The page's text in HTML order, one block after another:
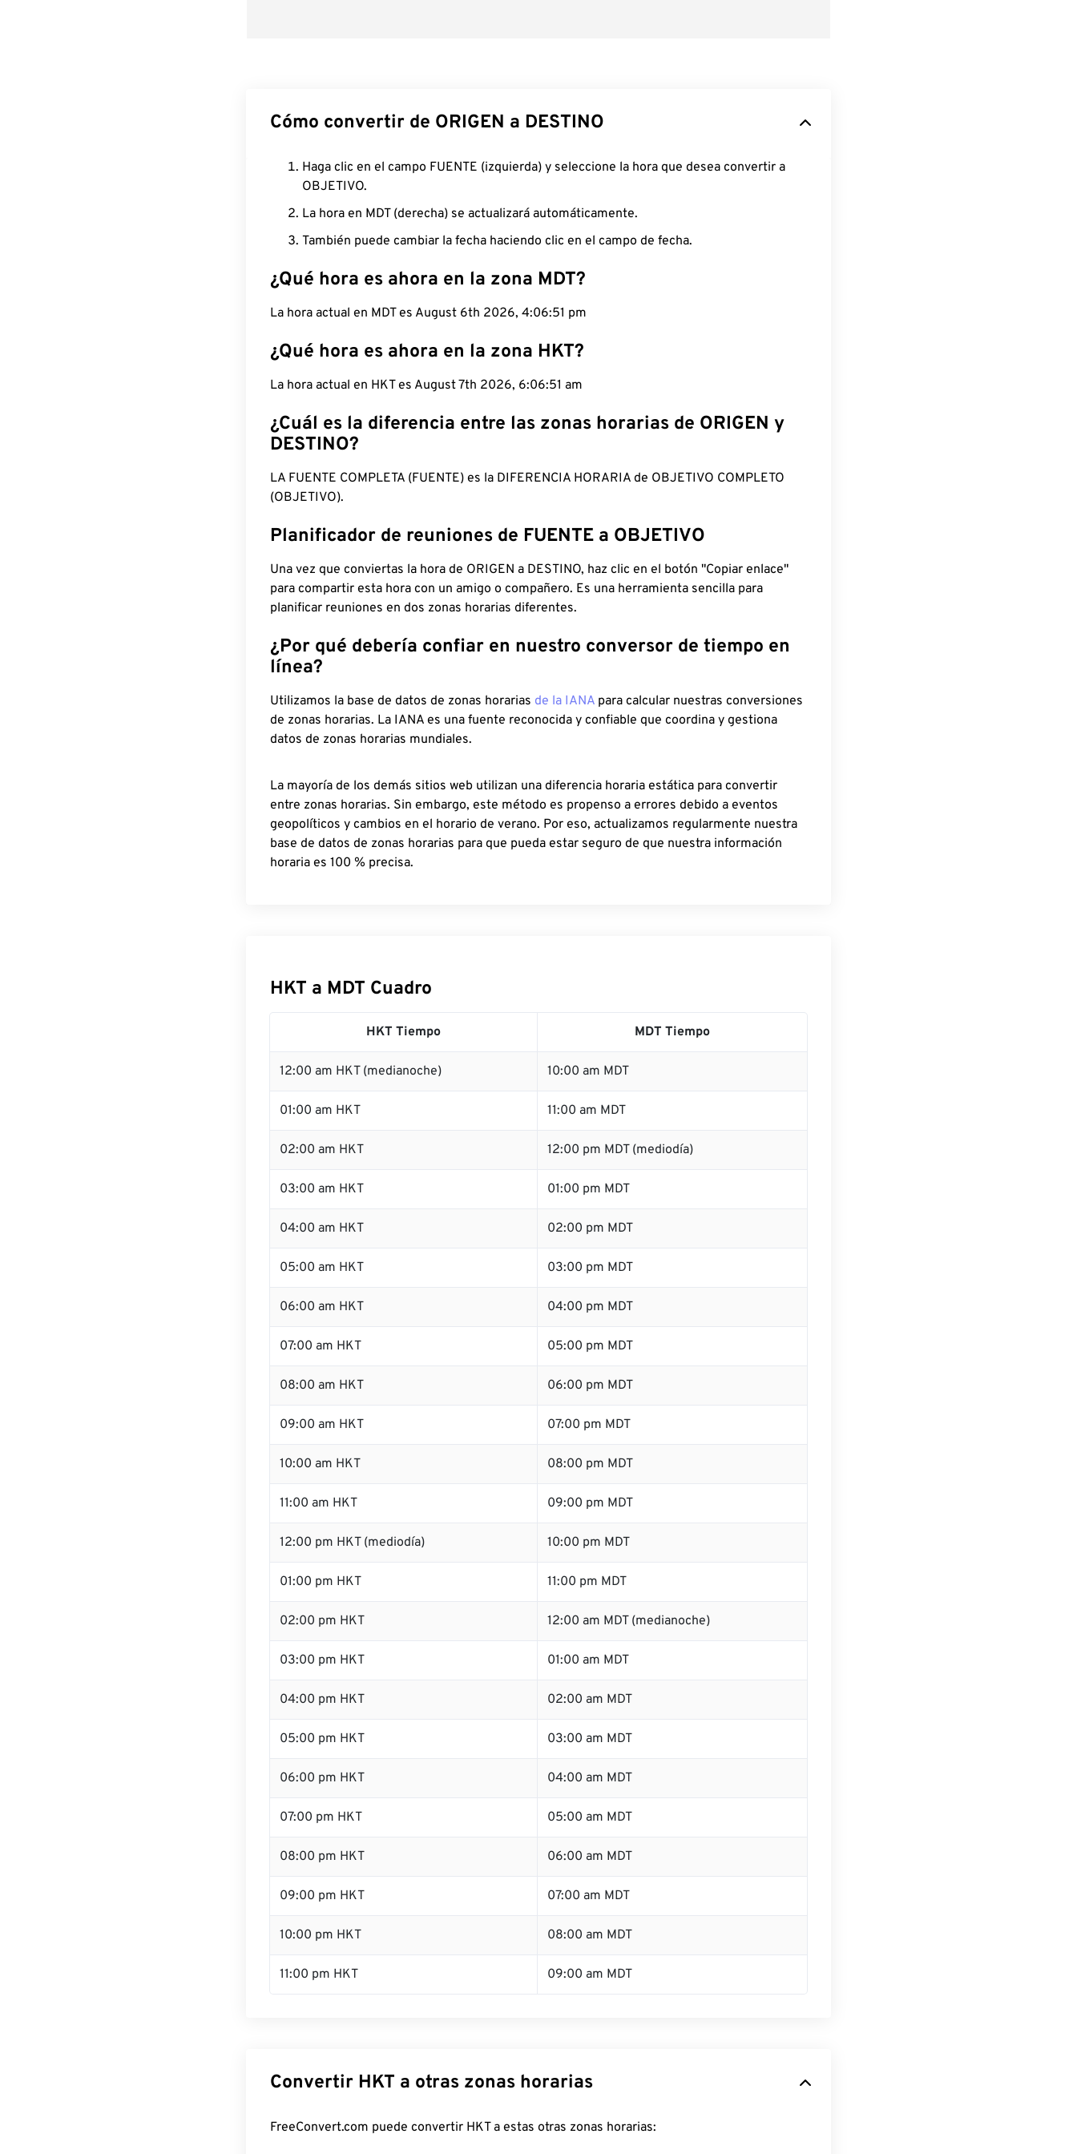
Cómo convertir de ORIGEN a DESTINO
Haga clic en el campo FUENTE (izquierda) y seleccione la hora que desea convertir a
OBJETIVO.
La hora en MDT (derecha) se actualizará automáticamente.
También puede cambiar la fecha haciendo clic en el campo de fecha.
¿Qué hora es ahora en la zona MDT?
La hora actual en MDT es August 6th 2026, 4:06:52 pm
¿Qué hora es ahora en la zona HKT?
La hora actual en HKT es August 7th 2026, 6:06:52 am
¿Cuál es la diferencia entre las zonas horarias de ORIGEN y
DESTINO?
LA FUENTE COMPLETA (FUENTE) es la DIFERENCIA HORARIA de OBJETIVO COMPLETO
(OBJETIVO).
Planificador de reuniones de FUENTE a OBJETIVO
Una vez que conviertas la hora de ORIGEN a DESTINO, haz clic en el botón "Copiar enlace"
para compartir esta hora con un amigo o compañero. Es una herramienta sencilla para
planificar reuniones en dos zonas horarias diferentes.
¿Por qué debería confiar en nuestro conversor de tiempo en
línea?
Utilizamos la base de datos de zonas horarias de la IANA para calcular nuestras conversiones
de zonas horarias. La IANA es una fuente reconocida y confiable que coordina y gestiona
datos de zonas horarias mundiales.
La mayoría de los demás sitios web utilizan una diferencia horaria estática para convertir
entre zonas horarias. Sin embargo, este método es propenso a errores debido a eventos
geopolíticos y cambios en el horario de verano. Por eso, actualizamos regularmente nuestra
base de datos de zonas horarias para que pueda estar seguro de que nuestra información
horaria es 100 % precisa.
HKT a MDT Cuadro
HKT Tiempo MDT Tiempo
12:00 am HKT (medianoche) 10:00 am MDT
01:00 am HKT 11:00 am MDT
02:00 am HKT 12:00 pm MDT (mediodía)
03:00 am HKT 01:00 pm MDT
04:00 am HKT 02:00 pm MDT
05:00 am HKT 03:00 pm MDT
06:00 am HKT 04:00 pm MDT
07:00 am HKT 05:00 pm MDT
08:00 am HKT 06:00 pm MDT
09:00 am HKT 07:00 pm MDT
10:00 am HKT 08:00 pm MDT
11:00 am HKT 09:00 pm MDT
12:00 pm HKT (mediodía) 10:00 pm MDT
01:00 pm HKT 11:00 pm MDT
02:00 pm HKT 12:00 am MDT (medianoche)
03:00 pm HKT 01:00 am MDT
04:00 pm HKT 02:00 am MDT
05:00 pm HKT 03:00 am MDT
06:00 pm HKT 04:00 am MDT
07:00 pm HKT 05:00 am MDT
08:00 pm HKT 06:00 am MDT
09:00 pm HKT 07:00 am MDT
10:00 pm HKT 08:00 am MDT
11:00 pm HKT 09:00 am MDT
Convertir HKT a otras zonas horarias
FreeConvert.com puede convertir HKT a estas otras zonas horarias: